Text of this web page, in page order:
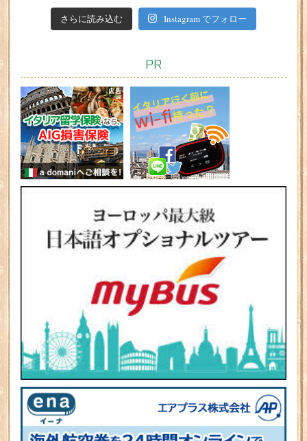
さらに読み込む Instagram でフォロー
PR